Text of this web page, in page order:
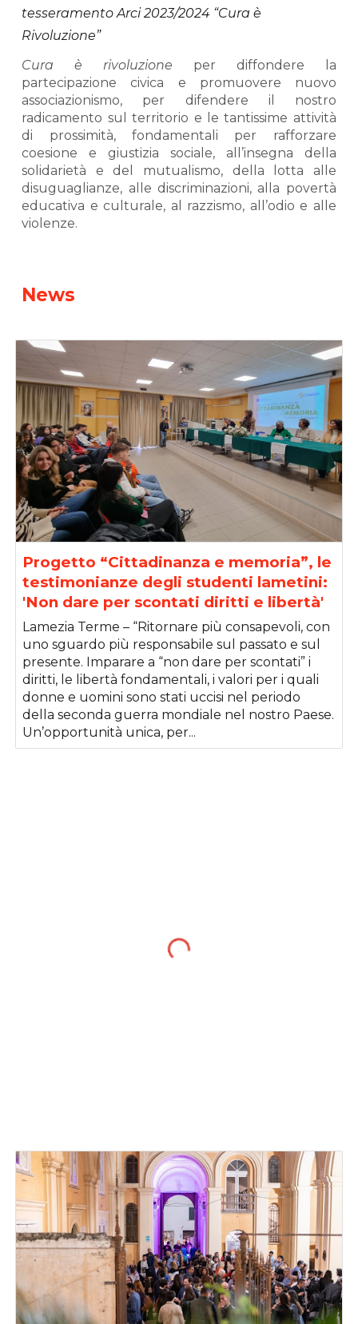
tesseramento Arci 2023/2024 “Cura è
Rivoluzione”
Cura è rivoluzione per diffondere la
partecipazione civica e promuovere nuovo
associazionismo, per difendere il nostro
radicamento sul territorio e le tantissime attività
di prossimità, fondamentali per rafforzare
coesione e giustizia sociale, all’insegna della
solidarietà e del mutualismo, della lotta alle
disuguaglianze, alle discriminazioni, alla povertà
educativa e culturale, al razzismo, all’odio e alle
violenze.
News
Progetto “Cittadinanza e memoria”, le
testimonianze degli studenti lametini:
'Non dare per scontati diritti e libertà'
Lamezia Terme – “Ritornare più consapevoli, con
uno sguardo più responsabile sul passato e sul
presente. Imparare a “non dare per scontati” i
diritti, le libertà fondamentali, i valori per i quali
donne e uomini sono stati uccisi nel periodo
della seconda guerra mondiale nel nostro Paese.
Un’opportunità unica, per...